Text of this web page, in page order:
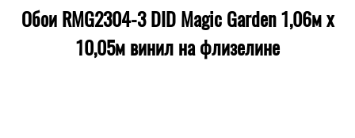
Обои RMG2304-3 DID Magic Garden 1,06м х
10,05м винил на флизелине